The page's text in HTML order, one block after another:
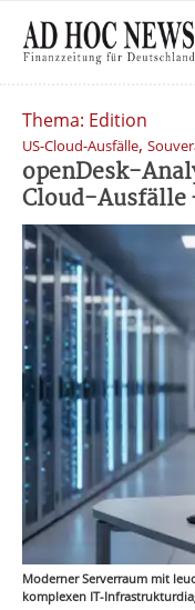
Thema: Edition
US-Cloud-Ausfälle,
openDesk-
Cloud-Ausfälle
Moderner Serverraum mit
komplexen IT-